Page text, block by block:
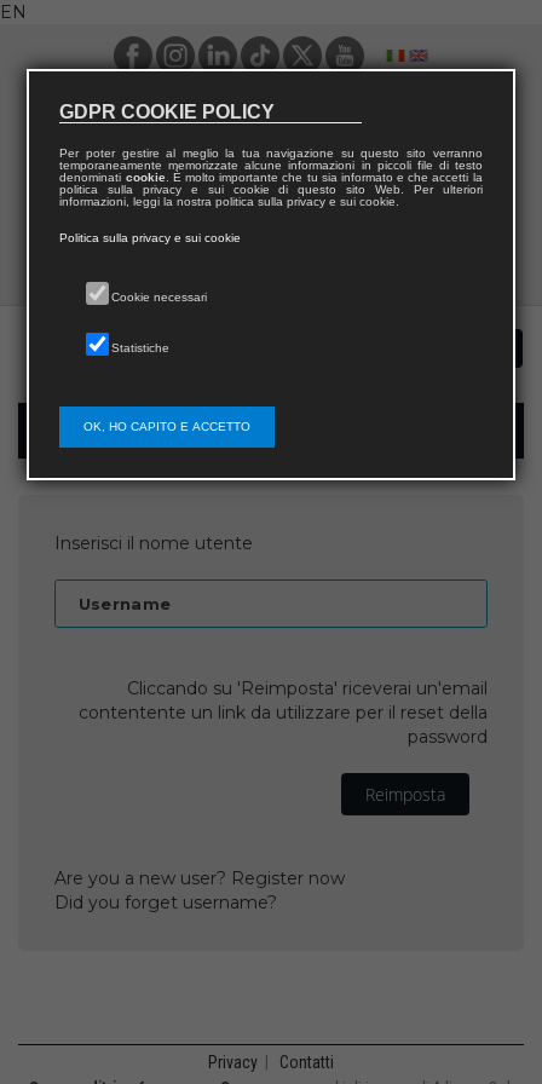
EN
Password recovery
Inserisci il nome utente
Username
Cliccando su 'Reimposta' riceverai un'email
contentente un link da utilizzare per il reset della
password
Reimposta
Are you a new user? Register now
Did you forget username?
Privacy Contatti
GDPR COOKIE POLICY
Per poter gestire al meglio la tua navigazione su questo sito verranno
temporaneamente memorizzate alcune informazioni in piccoli file di testo
denominati cookie. È molto importante che tu sia informato e che accetti la
politica sulla privacy e sui cookie di questo sito Web. Per ulteriori
informazioni, leggi la nostra politica sulla privacy e sui cookie.
Politica sulla privacy e sui cookie
Cookie necessari
Statistiche
OK, HO CAPITO E ACCETTO